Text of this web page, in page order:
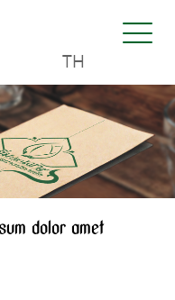
TH
dolor amet